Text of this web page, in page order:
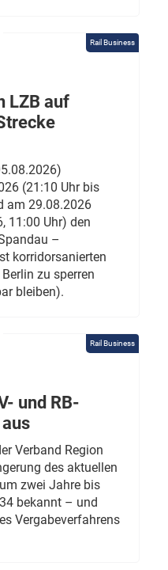
Rail Business
LZB auf
(21:10 Uhr bis
am 29.08.2026
11:00 Uhr) den
–
korridorsanierten
zu sperren
bleiben).
Rail Business
und RB-
Verband Region
des aktuellen
zwei Jahre bis
bekannt – und
Vergabeverfahrens